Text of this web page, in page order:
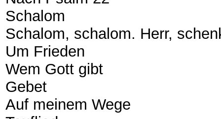
Schalom
Schalom, schalom. Herr,
Um Frieden
Wem Gott gibt
Gebet
Auf meinem Wege